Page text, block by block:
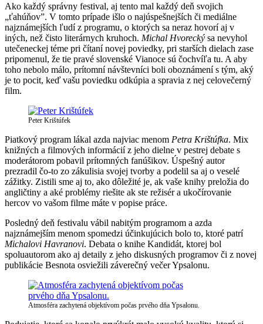
Ako každý správny festival, aj tento mal každý deň svojich
„ťahúňov”. V tomto prípade išlo o najúspešnejších či mediálne
najznámejších ľudí z programu, o ktorých sa neraz hovorí aj v
iných, než čisto literárnych kruhoch. Michal Hvorecký sa nevyhol
utečeneckej téme pri čítaní novej poviedky, pri starších dielach zase
pripomenul, že tie pravé slovenské Vianoce sú čochvíľa tu. A aby
toho nebolo málo, prítomní návštevníci boli oboznámení s tým, aký
je to pocit, keď vašu poviedku odkúpia a spravia z nej celovečerný
film.
Peter Krištúfek
Piatkový program lákal azda najviac menom Petra Krištúfka. Mix
knižných a filmových informácií z jeho dielne v pestrej debate s
moderátorom pobavil prítomných fanúšikov. Úspešný autor
prezradil čo-to zo zákulisia svojej tvorby a podelil sa aj o veselé
zážitky. Zistili sme aj to, ako dôležité je, ak vaše knihy preložia do
angličtiny a aké problémy riešite ak ste režisér a ukočírovanie
hercov vo vašom filme máte v popise práce.
Posledný deň festivalu vábil nabitým programom a azda
najznámejším menom spomedzi účinkujúcich bolo to, ktoré patrí
Michalovi Havranovi. Debata o knihe Kandidát, ktorej bol
spoluautorom ako aj detaily z jeho diskusných programov či z novej
publikácie Besnota osviežili záverečný večer Ypsalonu.
Atmosféra zachytená objektívom počas prvého dňa Ypsalonu.